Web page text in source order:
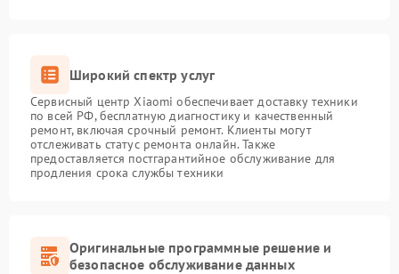
Широкий спектр услуг
Сервисный центр Xiaomi обеспечивает доставку техники
по всей РФ, бесплатную диагностику и качественный
ремонт, включая срочный ремонт. Клиенты могут
отслеживать статус ремонта онлайн. Также
предоставляется постгарантийное обслуживание для
продления срока службы техники
Оригинальные программные решение и
безопасное обслуживание данных